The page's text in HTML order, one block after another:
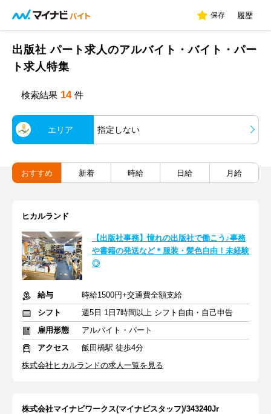
保存 履歴
出版社 パート求人のアルバイト・バイト・パー
ト求人特集
検索結果 14 件
エリア 指定しない
おすすめ 新着 時給 日給 月給
ヒカルランド
【出版社事務】憧れの出版社で働こう♪事務
や書籍の発送など＊服装・髪色自由！未経験
◎
給与
時給1500円+交通費全額支給
シフト
週5日 1日7時間以上 シフト自由・自己申告
雇用形態
アルバイト・パート
アクセス
飯田橋駅 徒歩4分
株式会社ヒカルランドの求人一覧を見る
株式会社マイナビワークス(マイナビスタッフ)/343240Jr